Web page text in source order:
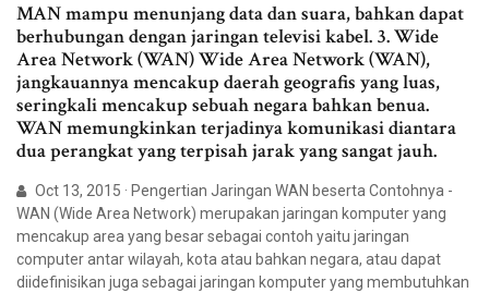
MAN mampu menunjang data dan suara, bahkan dapat
berhubungan dengan jaringan televisi kabel. 3. Wide
Area Network (WAN) Wide Area Network (WAN),
jangkauannya mencakup daerah geografis yang luas,
seringkali mencakup sebuah negara bahkan benua.
WAN memungkinkan terjadinya komunikasi diantara
dua perangkat yang terpisah jarak yang sangat jauh.
Oct 13, 2015 · Pengertian Jaringan WAN beserta Contohnya -
WAN (Wide Area Network) merupakan jaringan komputer yang
mencakup area yang besar sebagai contoh yaitu jaringan
computer antar wilayah, kota atau bahkan negara, atau dapat
diidefinisikan juga sebagai jaringan komputer yang membutuhkan